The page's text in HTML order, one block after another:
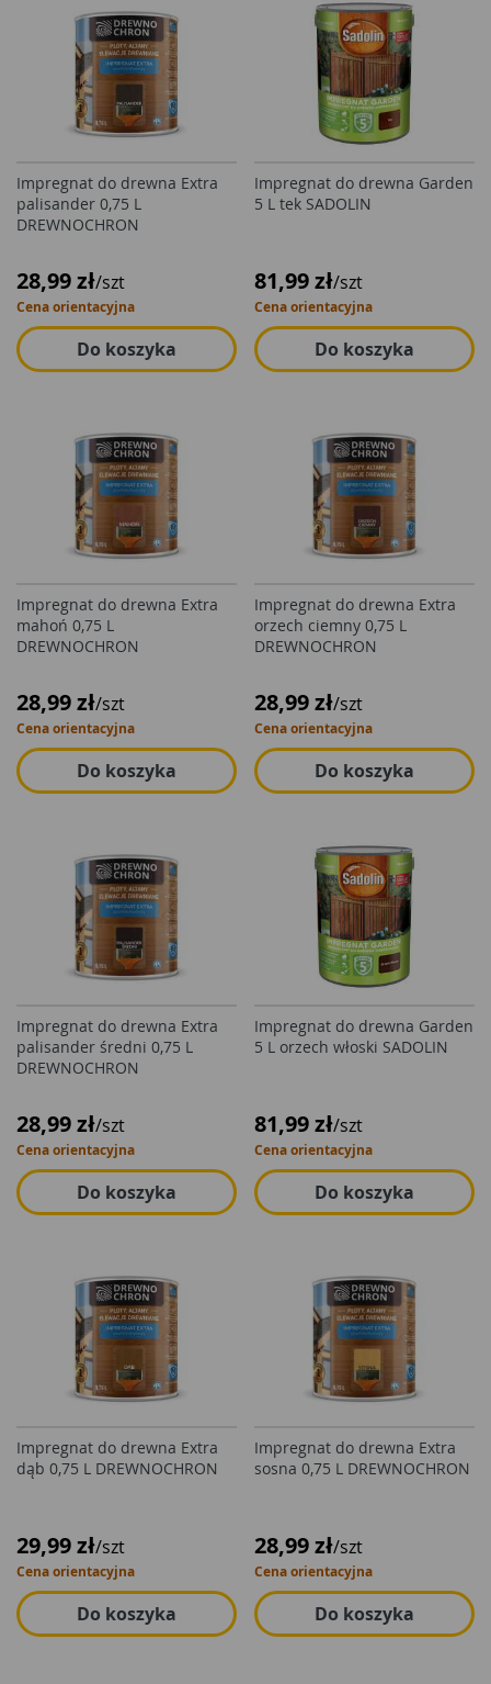
Impregnat do drewna Extra
palisander 0,75 L
DREWNOCHRON
28,99 zł/szt
Cena orientacyjna
Do koszyka
Impregnat do drewna Garden
5 L tek SADOLIN
81,99 zł/szt
Cena orientacyjna
Do koszyka
Impregnat do drewna Extra
mahoń 0,75 L
DREWNOCHRON
28,99 zł/szt
Cena orientacyjna
Do koszyka
Impregnat do drewna Extra
orzech ciemny 0,75 L
DREWNOCHRON
28,99 zł/szt
Cena orientacyjna
Do koszyka
Impregnat do drewna Extra
palisander średni 0,75 L
DREWNOCHRON
28,99 zł/szt
Cena orientacyjna
Do koszyka
Impregnat do drewna Garden
5 L orzech włoski SADOLIN
81,99 zł/szt
Cena orientacyjna
Do koszyka
Impregnat do drewna Extra
dąb 0,75 L DREWNOCHRON
29,99 zł/szt
Cena orientacyjna
Do koszyka
Impregnat do drewna Extra
sosna 0,75 L DREWNOCHRON
28,99 zł/szt
Cena orientacyjna
Do koszyka